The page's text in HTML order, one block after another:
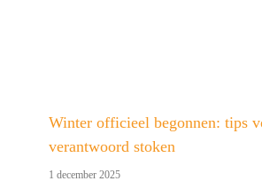
Winter officieel begonnen: tips
verantwoord stoken
1 december 2025